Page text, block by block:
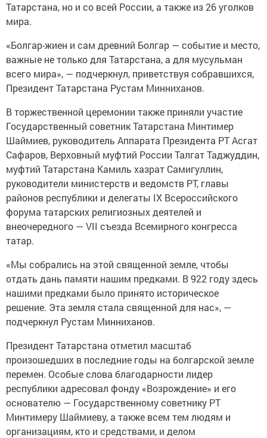
Татарстана, но и со всей России, а также из 26 уголков
мира.
«Болгар-жиен и сам древний Болгар — событие и место,
важные не только для Татарстана, а для мусульман
всего мира», — подчеркнул, приветствуя собравшихся,
Президент Татарстана Рустам Минниханов.
В торжественной церемонии также приняли участие
Государственный советник Татарстана Минтимер
Шаймиев, руководитель Аппарата Президента РТ Асгат
Сафаров, Верховный муфтий России Талгат Таджуддин,
муфтий Татарстана Камиль хазрат Самигуллин,
руководители министерств и ведомств РТ, главы
районов республики и делегаты IX Всероссийского
форума татарских религиозных деятелей и
внеочередного — VII съезда Всемирного конгресса
татар.
«Мы собрались на этой священной земле, чтобы
отдать дань памяти нашим предками. В 922 году здесь
нашими предками было принято историческое
решение. Эта земля стала священной для нас», —
подчеркнул Рустам Минниханов.
Президент Татарстана отметил масштаб
произошедших в последние годы на болгарской земле
перемен. Особые слова благодарности лидер
республики адресовал фонду «Возрождение» и его
основателю — Государственному советнику РТ
Минтимеру Шаймиеву, а также всем тем людям и
организациям, кто и средствами, и делом